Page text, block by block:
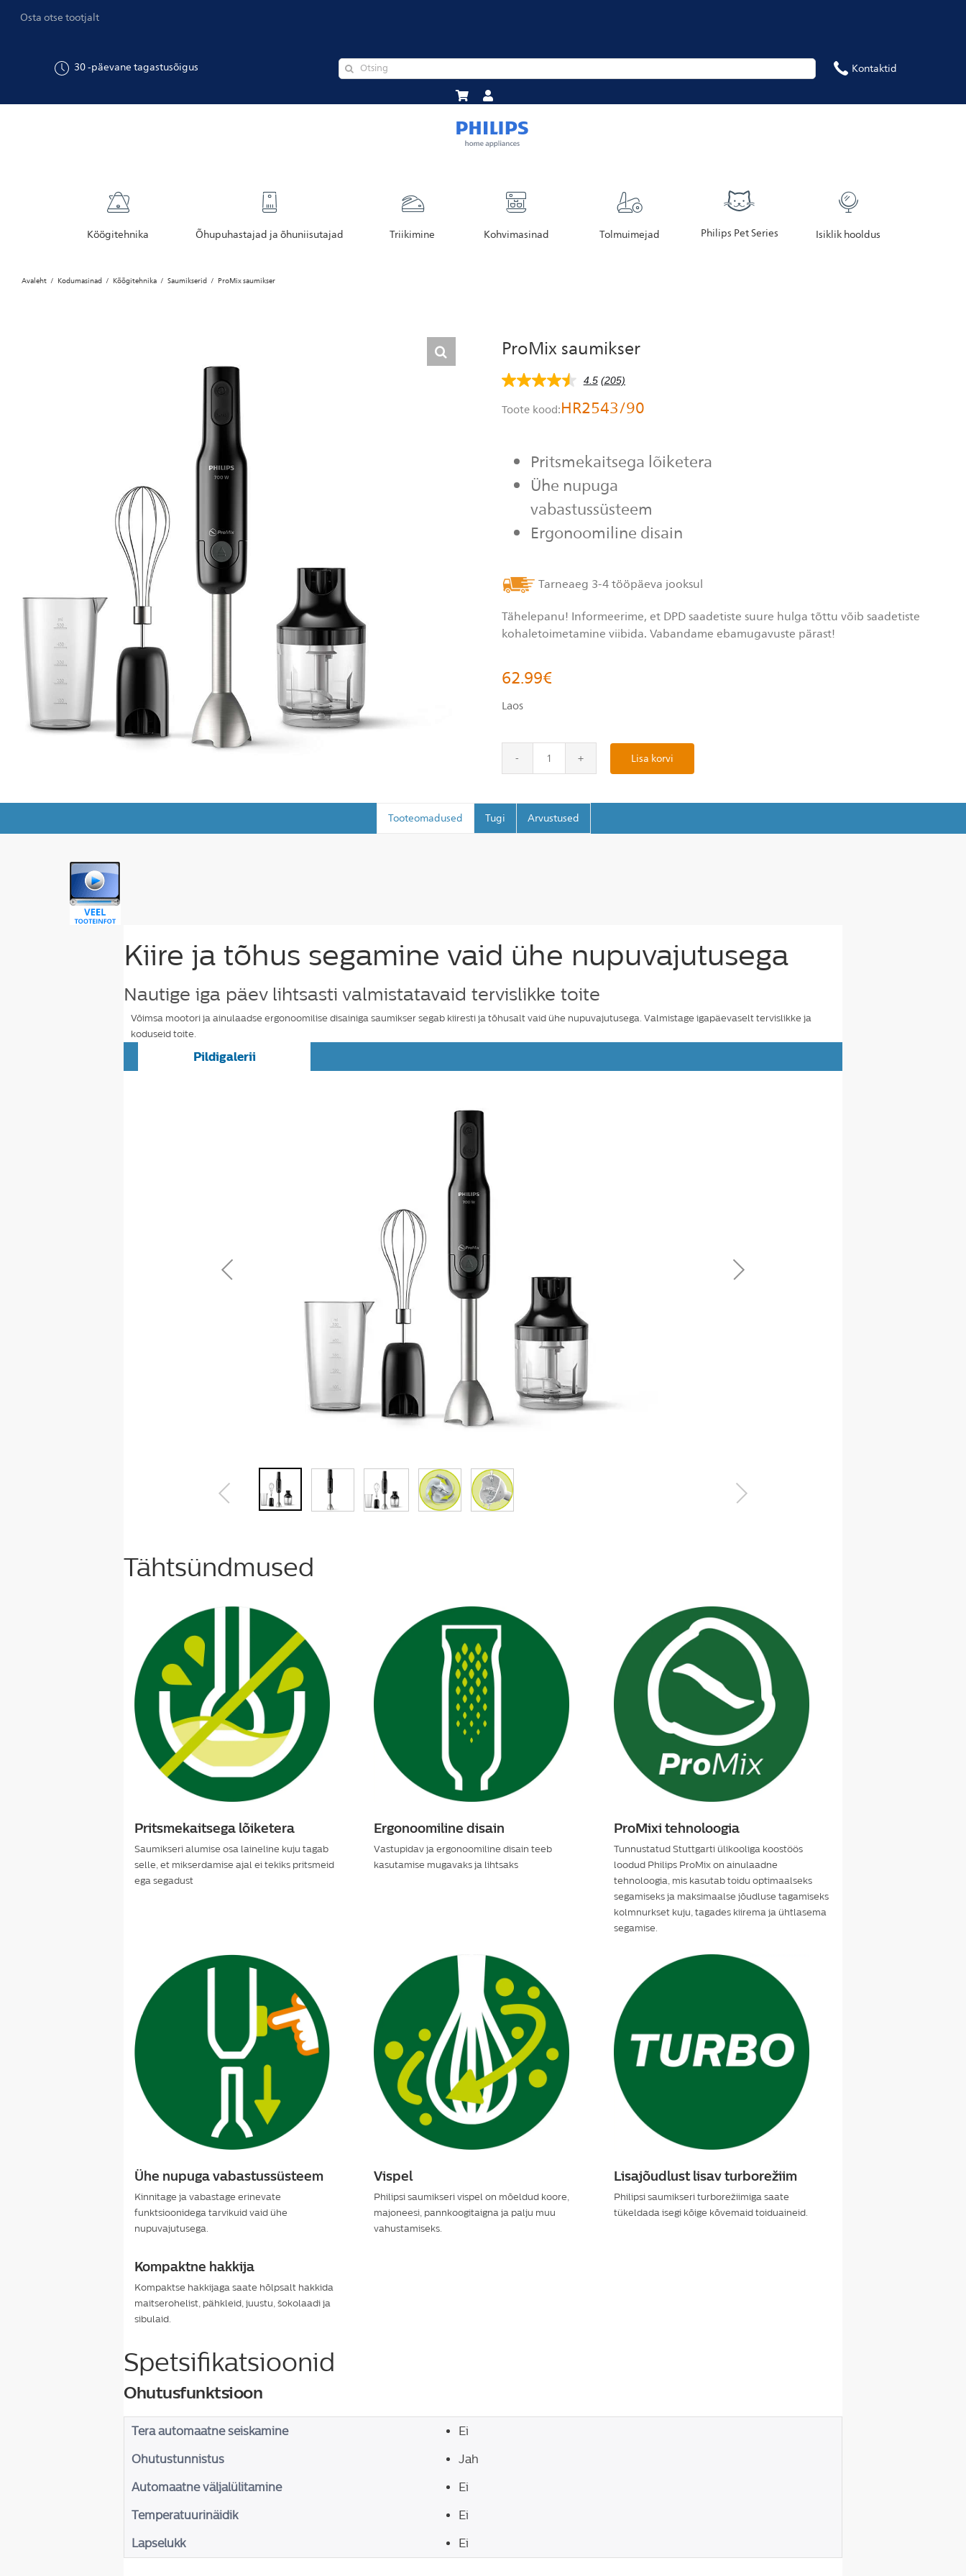
Osta otse tootjalt
30-päevane tagastusõigus Kontaktid
Köögitehnika Õhupuhastajad ja õhuniisutajad Triikimine Kohvimasinad Tolmuimejad Philips Pet Series Isiklik hooldus
Avaleht Kodumasinad Köögitehnika Saumikserid ProMix saumikser
ProMix saumikser
4.5
5-
väärtus.
Read
205
Reviews.
4.5 (205)
Toote kood:HR2543/90
Pritsmekaitsega lõiketera
Ühe nupuga
vabastussüsteem
Ergonoomiline disain
Tarneaeg 3-4 tööpäeva jooksul
Tähelepanu! Informeerime, et DPD saadetiste suure hulga tõttu võib saadetiste
kohaletoimetamine viibida. Vabandame ebamugavuste pärast!
62.99€
Laos
Lisa korvi
Tooteomadused Tugi Arvustused
Kiire ja tõhus segamine vaid ühe nupuvajutusega
Nautige iga päev lihtsasti valmistatavaid tervislikke toite
Võimsa mootori ja ainulaadse ergonoomilise disainiga saumikser segab kiiresti ja tõhusalt vaid ühe nupuvajutusega. Valmistage igapäevaselt tervislikke ja
koduseid toite.
Pildigalerii
Tähtsündmused
Pritsmekaitsega lõiketera
Saumikseri alumise osa laineline kuju tagab
selle, et mikserdamise ajal ei tekiks pritsmeid
ega segadust
Ergonoomiline disain
Vastupidav ja ergonoomiline disain teeb
kasutamise mugavaks ja lihtsaks
ProMixi tehnoloogia
Tunnustatud Stuttgarti ülikooliga koostöös
loodud Philips ProMix on ainulaadne
tehnoloogia, mis kasutab toidu optimaalseks
segamiseks ja maksimaalse jõudluse tagamiseks
kolmnurkset kuju, tagades kiirema ja ühtlasema
segamise.
Ühe nupuga vabastussüsteem
Kinnitage ja vabastage erinevate
funktsioonidega tarvikuid vaid ühe
nupuvajutusega.
Vispel
Philipsi saumikseri vispel on mõeldud koore,
majoneesi, pannkoogitaigna ja palju muu
vahustamiseks.
Lisajõudlust lisav turborežiim
Philipsi saumikseri turborežiimiga saate
tükeldada isegi kõige kõvemaid toiduaineid.
Kompaktne hakkija
Kompaktse hakkijaga saate hõlpsalt hakkida
maitserohelist, pähkleid, juustu, šokolaadi ja
sibulaid.
Spetsifikatsioonid
Ohutusfunktsioon
Tera automaatne seiskamine Ei
Ohutustunnistus Jah
Automaatne väljalülitamine Ei
Temperatuurinäidik Ei
Lapselukk Ei